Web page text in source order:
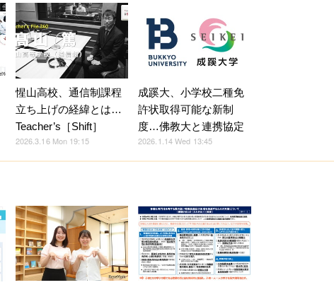
惺山高校、通信制課程
立ち上げの経緯とは…
Teacher’s［Shift］
2026.3.16 Mon 19:15
成蹊大、小学校二種免
許状取得可能な新制
度…佛教大と連携協定
2026.1.14 Wed 13:45